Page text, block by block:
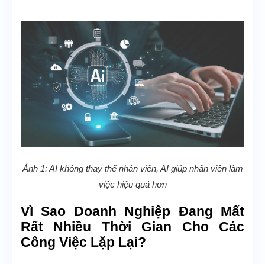
Ảnh 1: AI không thay thế nhân viên, AI giúp nhân viên làm
việc hiệu quả hơn
Vì Sao Doanh Nghiệp Đang Mất
Rất Nhiều Thời Gian Cho Các
Công Việc Lặp Lại?